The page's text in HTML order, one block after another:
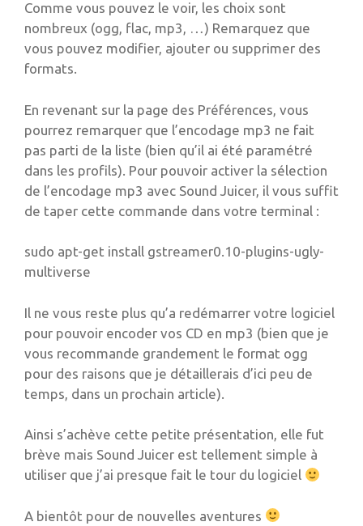
Comme vous pouvez le voir, les choix sont
nombreux (ogg, flac, mp3, …) Remarquez que
vous pouvez modifier, ajouter ou supprimer des
formats.
En revenant sur la page des Préférences, vous
pourrez remarquer que l’encodage mp3 ne fait
pas parti de la liste (bien qu’il ai été paramétré
dans les profils). Pour pouvoir activer la sélection
de l’encodage mp3 avec Sound Juicer, il vous suffit
de taper cette commande dans votre terminal :
sudo apt-get install gstreamer0.10-plugins-ugly-
multiverse
Il ne vous reste plus qu’a redémarrer votre logiciel
pour pouvoir encoder vos CD en mp3 (bien que je
vous recommande grandement le format ogg
pour des raisons que je détaillerais d’ici peu de
temps, dans un prochain article).
Ainsi s’achève cette petite présentation, elle fut
brève mais Sound Juicer est tellement simple à
utiliser que j’ai presque fait le tour du logiciel
A bientôt pour de nouvelles aventures